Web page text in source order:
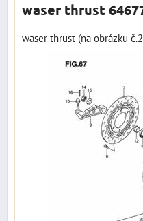
waser thrust
waser thrust (na obrázku